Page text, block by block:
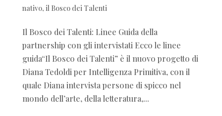
nativo, il Bosco dei Talenti
Il Bosco dei Talenti: Linee Guida della
partnership con gli intervistati Ecco le linee
guida“Il Bosco dei Talenti” è il nuovo progetto di
Diana Tedoldi per Intelligenza Primitiva, con il
quale Diana intervista persone di spicco nel
mondo dell’arte, della letteratura,...